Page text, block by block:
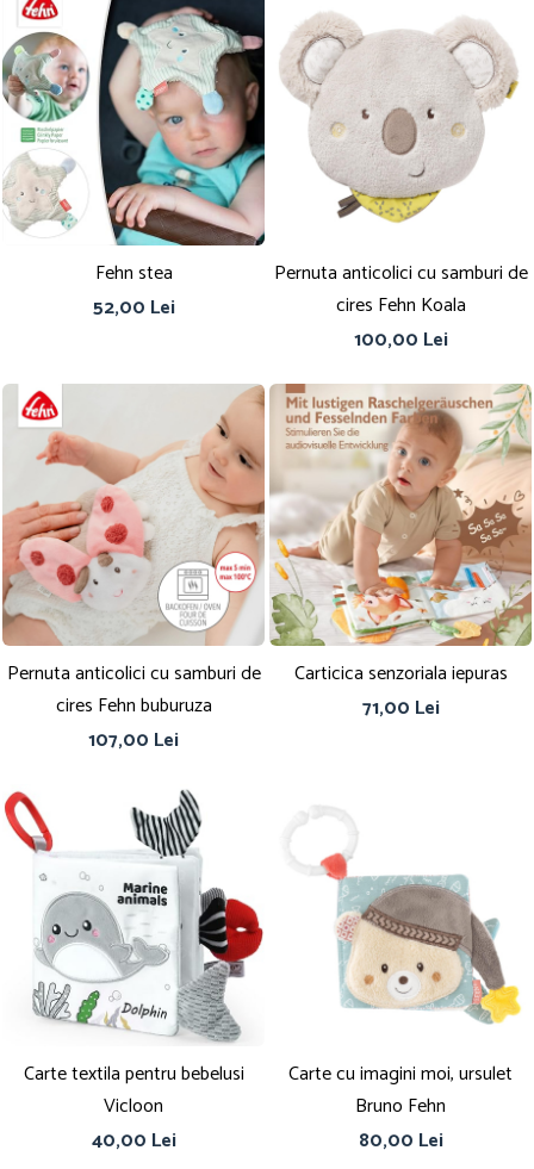
Fehn stea
52,00 Lei
Pernuta anticolici cu samburi de
cires Fehn Koala
100,00 Lei
Pernuta anticolici cu samburi de
cires Fehn buburuza
107,00 Lei
Carticica senzoriala iepuras
71,00 Lei
Carte textila pentru bebelusi
Vicloon
40,00 Lei
Carte cu imagini moi, ursulet
Bruno Fehn
80,00 Lei